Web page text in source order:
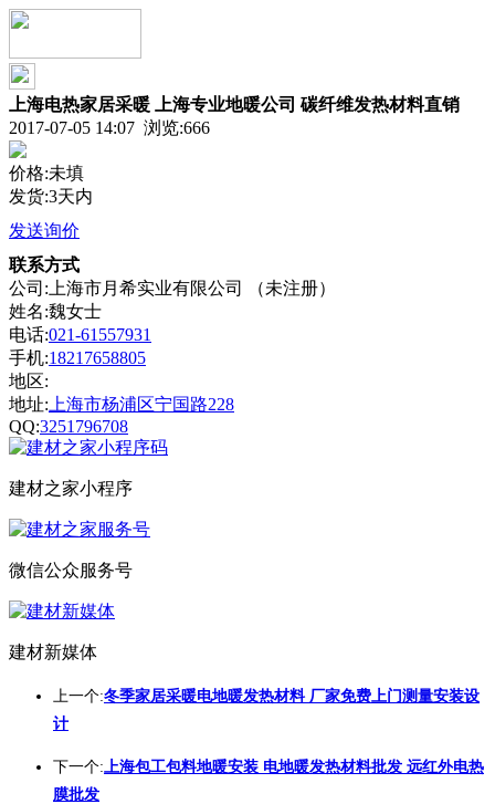
上海电热家居采暖 上海专业地暖公司 碳纤维发热材料直销
2017-07-05 14:07 浏览:666
价格:未填
发货:3天内
发送询价
联系方式
公司:上海市月希实业有限公司 （未注册）
姓名:魏女士
电话:021-61557931
手机:18217658805
地区:
地址: 上海市杨浦区宁国路228
QQ:3251796708
建材之家小程序
微信公众服务号
建材新媒体
上一个:冬季家居采暖电地暖发热材料 厂家免费上门测量安装设
计
下一个:上海包工包料地暖安装 电地暖发热材料批发 远红外电热
膜批发